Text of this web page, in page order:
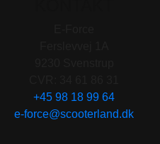
+45 98 18 99 64
e-force@scooterland.dk